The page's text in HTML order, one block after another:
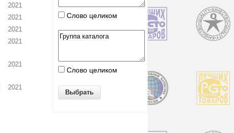
2021
2021
2021
2021
2021
2021
Слово целиком
Слово целиком